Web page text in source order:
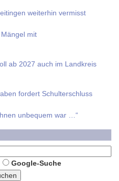
weiterhin vermisst
mit
ab 2027 auch im Land­kreis
fordert Schulterschluss
unbequem war …“
Google-Suche